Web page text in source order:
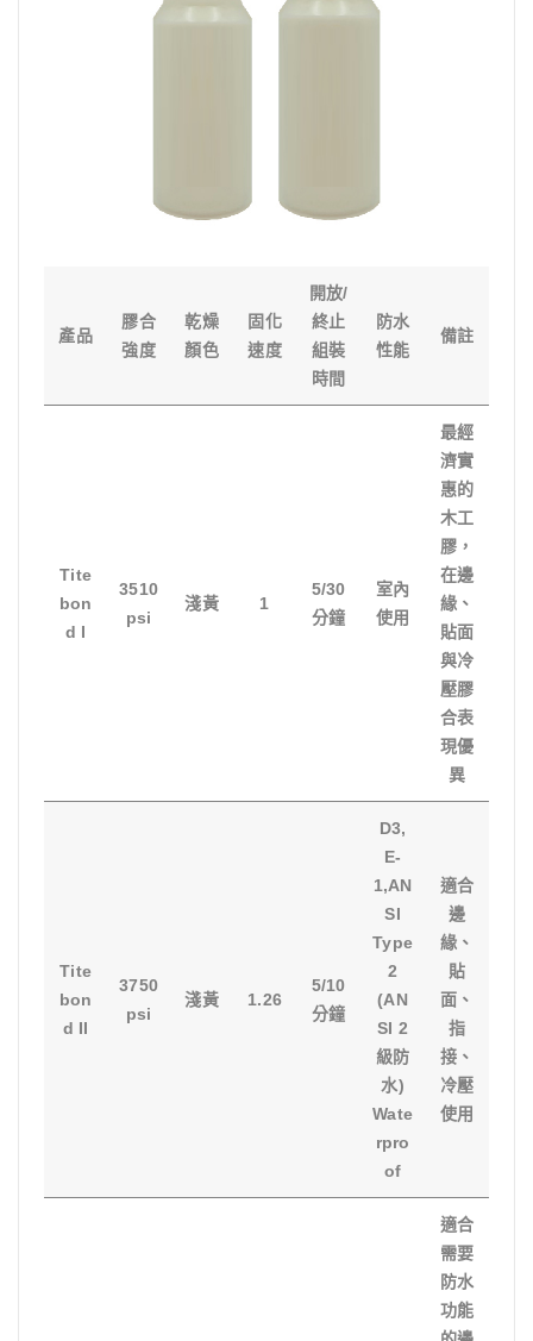
產品
膠合
強度
乾燥
顏色
固化
速度
開放/
終止
組裝
時間
防水
性能
備註
Tite
bon
d I
3510
psi
淺黃 1
5/30
分鐘
室內
使用
最經
濟實
惠的
木工
膠，
在邊
緣、
貼面
與冷
壓膠
合表
現優
異
Tite
bon
d II
3750
psi
淺黃 1.26
5/10
分鐘
D3,
E-
1,AN
SI
Type
2
(AN
SI 2
級防
水)
Wate
rpro
of
適合
邊
緣、
貼
面、
指
接、
冷壓
使用
適合
需要
防水
功能